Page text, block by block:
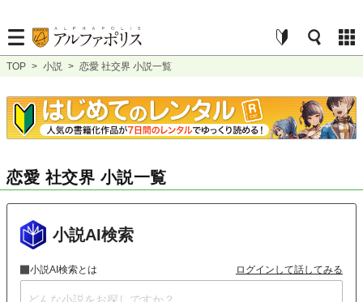
TOP > 小説 > 恋愛 社交界 小説一覧
恋愛 社交界 小説一覧
小説AI検索
小説AI検索とは ログインして話してみる